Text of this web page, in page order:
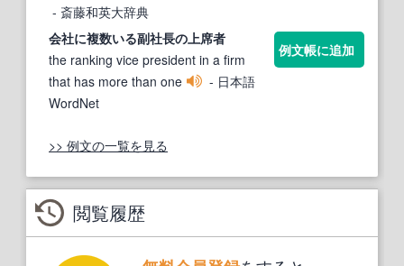
- 斎藤和英大辞典
会社に複数いる副社長の 上席者
the ranking vice president in a firm
that has more than one
- 日本語
WordNet
例文帳に追加
>> 例文の一覧を見る
閲覧履歴